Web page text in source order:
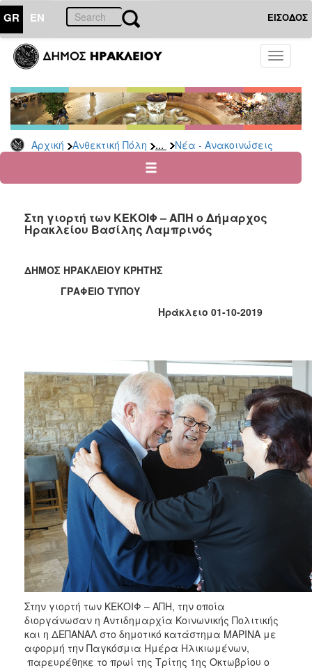
GR EN ΕΙΣΟΔΟΣ
Toggle
Αρχική Ανθεκτική Πόλη ... Νέα - Ανακοινώσεις
ΑΝΘΕΚΤΙΚΗ
ΠΟΛΗ
Κοινωνική
Πολιτική
Νέα
Ανακοινώσεις
για
Οικονομική
Φυσικές
Καταστροφές
Κέντρα
Δημιουργικής
Απασχόλησης
Παιδιών
(Κ.Δ.Α.Π.)
Κέντρα
Ημερήσιας
Φροντίδας
Ηλικιωμένων
(Κ.Η.Φ.Η.)
Κ.Δ.Α.Π.Α.μεΑ.
Αδειοδότηση
&
Έλεγχος
Βρεφονηπιακών
Σταθμών
Δημοτικό
Ιατρείο
Ξενώνας
Στη γιορτή των ΚΕΚΟΙΦ – ΑΠΗ ο Δήμαρχος
Ηρακλείου Βασίλης Λαμπρινός
ΔΗΜΟΣ ΗΡΑΚΛΕΙΟΥ ΚΡΗΤΗΣ
ΓΡΑΦΕΙΟ ΤΥΠΟΥ
Ηράκλειο 01-10-2019
Στην γιορτή των ΚΕΚΟΙΦ – ΑΠΗ, την οποία
διοργάνωσαν η Αντιδημαρχία Κοινωνικής Πολιτικής
και η ΔΕΠΑΝΑΛ στο δημοτικό κατάστημα ΜΑΡΙΝΑ με
αφορμή την Παγκόσμια Ημέρα Ηλικιωμένων,
παρευρέθηκε το πρωί της Τρίτης 1ης Οκτωβρίου ο